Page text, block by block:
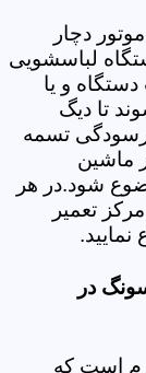
دچار
لباسشویی
و یا
تا دیگ
تسمه
ماشین
شود.در هر
تعمیر
در
است که